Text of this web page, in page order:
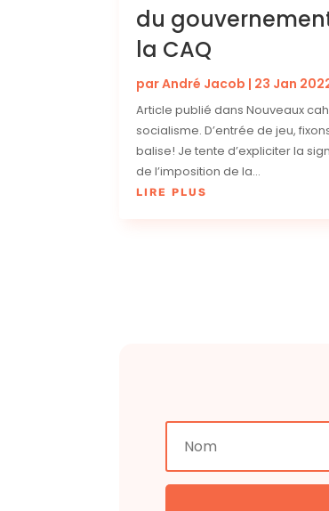
du
la CAQ
parAndré Jacob | 23 Jan
Article publié dans Nouveaux
socialisme. D’entrée de jeu,
balise! Je tente d’expliciter la
de l’imposition de la...
LIRE PLUS